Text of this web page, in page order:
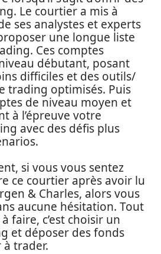
Le courtier a mis à
ses analystes et experts
une longue liste
Ces comptes
débutant, posant
difficiles et des outils/
trading optimisés. Puis
de niveau moyen et
à l’épreuve votre
avec des défis plus
si vous vous sentez
ce courtier après avoir lu
& Charles, alors vous
aucune hésitation. Tout
faire, c’est choisir un
et déposer des fonds
trader.